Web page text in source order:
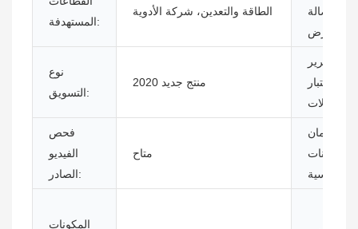
المستهدفة:
الطاقة والتعدين، شركة الأدوية
صالة
نوع
التسويق:
منتج جديد 2020
تقرير
اختبار
فحص
الفيديو
الصادر:
متاح
ضمان
المكونات
المكونات